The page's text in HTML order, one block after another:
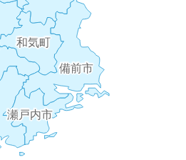
瀬戸内市
備前市
和気町